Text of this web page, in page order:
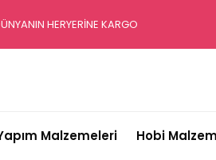
HERYERİNE KARGO
Malzemeleri Hobi